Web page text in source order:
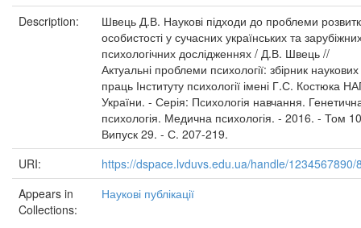
Description:
Швець Д.В. Наукові підходи до проблеми
особистості у сучасних українських та
психологічних дослідженнях / Д.В. Швець //
Актуальні проблеми психології: збірник наукових
праць Інституту психології імені Г.С. Костюка
України. - Серія: Психологія навчання.
психологія. Медична психологія. - 2016. - Том
Випуск 29. - С. 207-219.
URI:
https://dspace.lvduvs.edu.ua/handle/1234567890/
Appears in
Collections:
Наукові публікації